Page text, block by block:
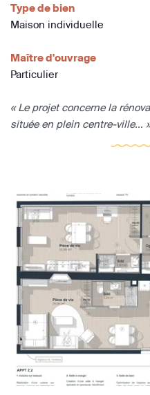
Type de bien
Maison individuelle
Maître d'ouvrage
Particulier
« Le projet concerne la
située en plein centre-ville... »